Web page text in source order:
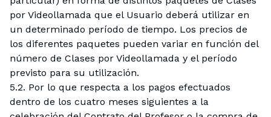
por Videollamada que el Usuario deberá utilizar en
un determinado período de tiempo. Los precios de
los diferentes paquetes pueden variar en función del
número de Clases por Videollamada y el período
previsto para su utilización.
5.2. Por lo que respecta a los pagos efectuados
dentro de los cuatro meses siguientes a la